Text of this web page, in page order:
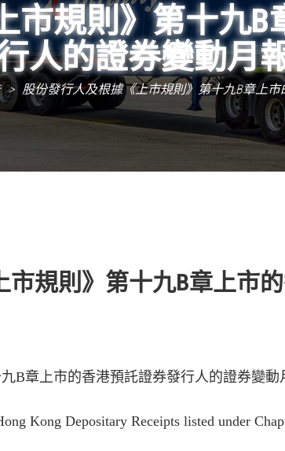
市規則》第十九
人的證券變動月
> 股份發行人及根據《上市規則》第十九B章上
市規則》第十九B章上市
B章上市的香港預託證券發行人的證券變動
Kong Depositary Receipts listed under